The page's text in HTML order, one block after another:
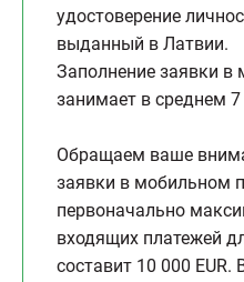
удостоверение
выданный в Латвии.
Заполнение заявки
занимает в среднем
Обращаем ваше
заявки в мобильном
первоначально
входящих платежей
составит 10 000